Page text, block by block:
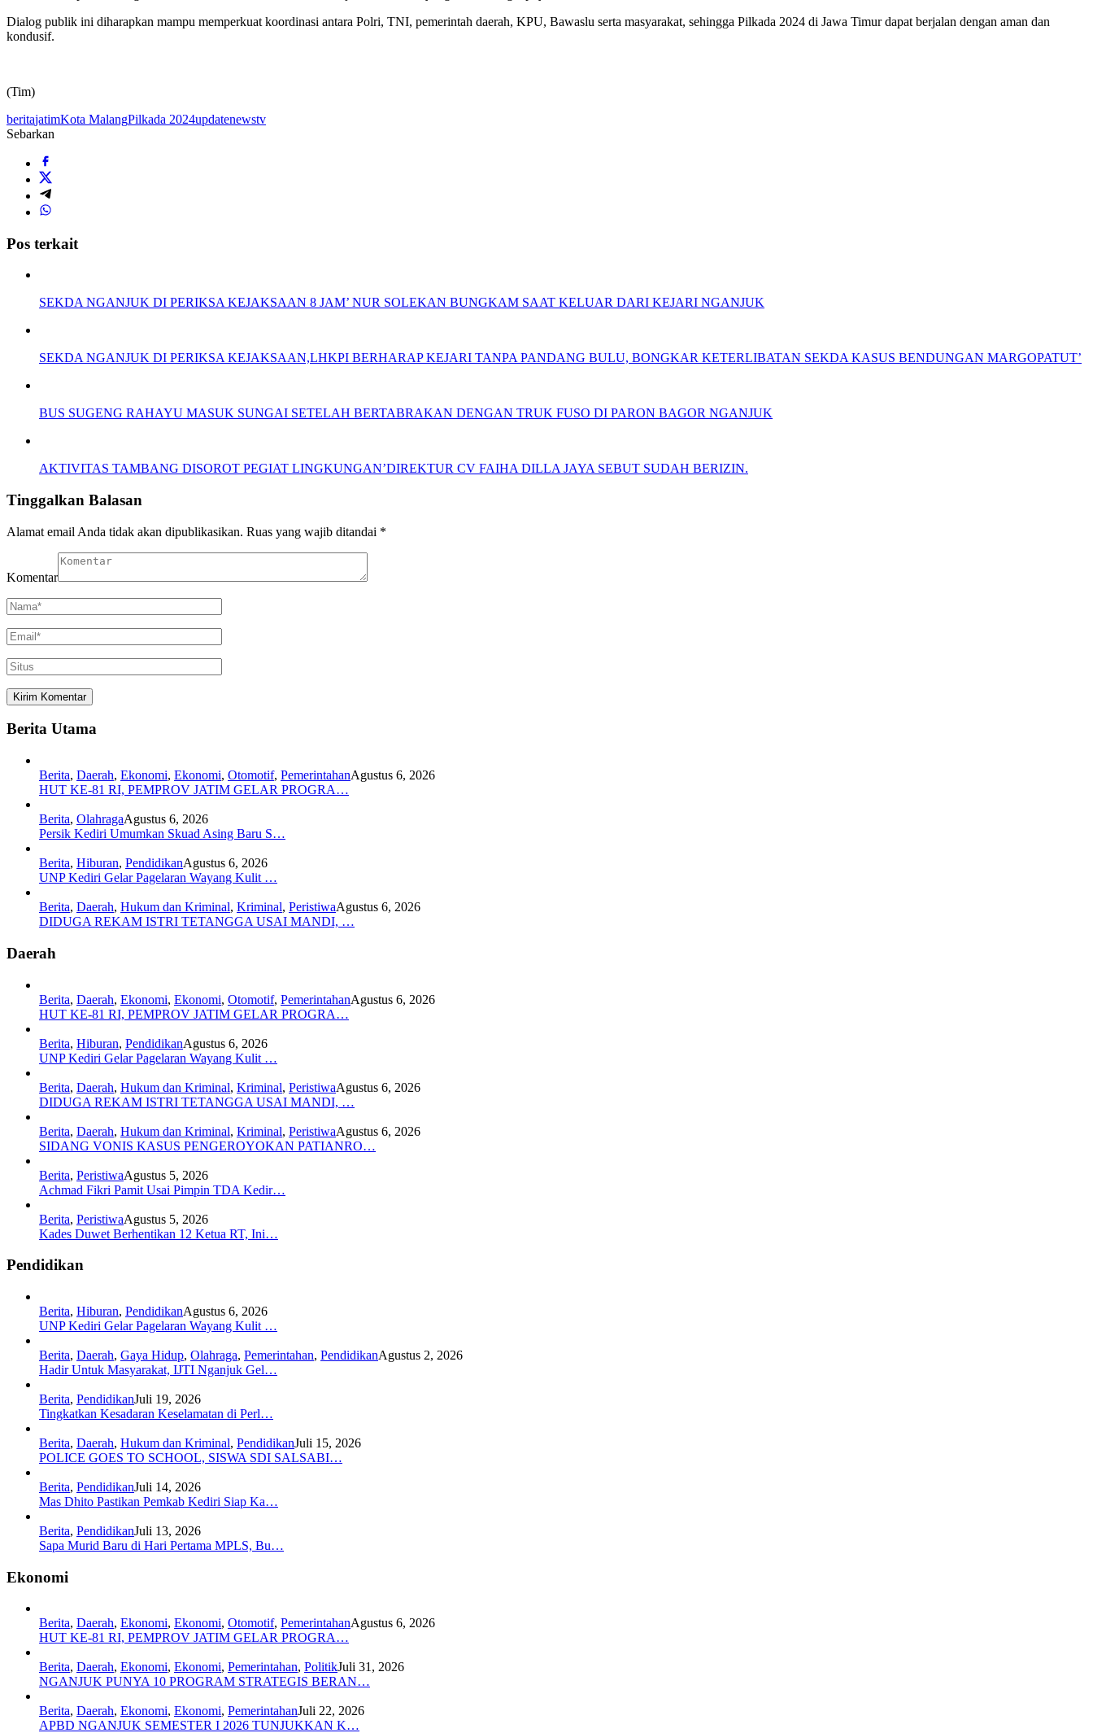
Dialog publik ini diharapkan mampu memperkuat koordinasi antara Polri, TNI, pemerintah daerah, KPU, Bawaslu serta masyarakat, sehingga Pilkada 2024 di Jawa Timur dapat berjalan dengan aman dan
kondusif.
(Tim)
beritajatimKota MalangPilkada 2024updatenewstv
Sebarkan
Pos terkait
SEKDA NGANJUK DI PERIKSA KEJAKSAAN 8 JAM’ NUR SOLEKAN BUNGKAM SAAT KELUAR DARI KEJARI NGANJUK
SEKDA NGANJUK DI PERIKSA KEJAKSAAN,LHKPI BERHARAP KEJARI TANPA PANDANG BULU, BONGKAR KETERLIBATAN SEKDA KASUS BENDUNGAN MARGOPATUT’
BUS SUGENG RAHAYU MASUK SUNGAI SETELAH BERTABRAKAN DENGAN TRUK FUSO DI PARON BAGOR NGANJUK
AKTIVITAS TAMBANG DISOROT PEGIAT LINGKUNGAN’DIREKTUR CV FAIHA DILLA JAYA SEBUT SUDAH BERIZIN.
Tinggalkan Balasan
Alamat email Anda tidak akan dipublikasikan. Ruas yang wajib ditandai *
Komentar
Berita Utama
Berita, Daerah, Ekonomi, Ekonomi, Otomotif, PemerintahanAgustus 6, 2026
HUT KE-81 RI, PEMPROV JATIM GELAR PROGRA…
Berita, OlahragaAgustus 6, 2026
Persik Kediri Umumkan Skuad Asing Baru S…
Berita, Hiburan, PendidikanAgustus 6, 2026
UNP Kediri Gelar Pagelaran Wayang Kulit …
Berita, Daerah, Hukum dan Kriminal, Kriminal, PeristiwaAgustus 6, 2026
DIDUGA REKAM ISTRI TETANGGA USAI MANDI, …
Daerah
Berita, Daerah, Ekonomi, Ekonomi, Otomotif, PemerintahanAgustus 6, 2026
HUT KE-81 RI, PEMPROV JATIM GELAR PROGRA…
Berita, Hiburan, PendidikanAgustus 6, 2026
UNP Kediri Gelar Pagelaran Wayang Kulit …
Berita, Daerah, Hukum dan Kriminal, Kriminal, PeristiwaAgustus 6, 2026
DIDUGA REKAM ISTRI TETANGGA USAI MANDI, …
Berita, Daerah, Hukum dan Kriminal, Kriminal, PeristiwaAgustus 6, 2026
SIDANG VONIS KASUS PENGEROYOKAN PATIANRO…
Berita, PeristiwaAgustus 5, 2026
Achmad Fikri Pamit Usai Pimpin TDA Kedir…
Berita, PeristiwaAgustus 5, 2026
Kades Duwet Berhentikan 12 Ketua RT, Ini…
Pendidikan
Berita, Hiburan, PendidikanAgustus 6, 2026
UNP Kediri Gelar Pagelaran Wayang Kulit …
Berita, Daerah, Gaya Hidup, Olahraga, Pemerintahan, PendidikanAgustus 2, 2026
Hadir Untuk Masyarakat, IJTI Nganjuk Gel…
Berita, PendidikanJuli 19, 2026
Tingkatkan Kesadaran Keselamatan di Perl…
Berita, Daerah, Hukum dan Kriminal, PendidikanJuli 15, 2026
POLICE GOES TO SCHOOL, SISWA SDI SALSABI…
Berita, PendidikanJuli 14, 2026
Mas Dhito Pastikan Pemkab Kediri Siap Ka…
Berita, PendidikanJuli 13, 2026
Sapa Murid Baru di Hari Pertama MPLS, Bu…
Ekonomi
Berita, Daerah, Ekonomi, Ekonomi, Otomotif, PemerintahanAgustus 6, 2026
HUT KE-81 RI, PEMPROV JATIM GELAR PROGRA…
Berita, Daerah, Ekonomi, Ekonomi, Pemerintahan, PolitikJuli 31, 2026
NGANJUK PUNYA 10 PROGRAM STRATEGIS BERAN…
Berita, Daerah, Ekonomi, Ekonomi, PemerintahanJuli 22, 2026
APBD NGANJUK SEMESTER I 2026 TUNJUKKAN K…